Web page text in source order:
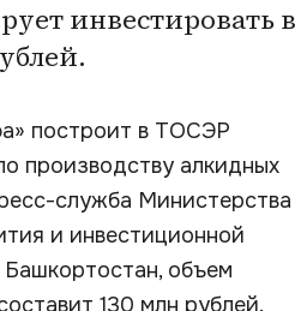
инвестировать в
построит в ТОСЭР
производству алкидных
служба Министерства
и инвестиционной
объем
130 млн рублей.